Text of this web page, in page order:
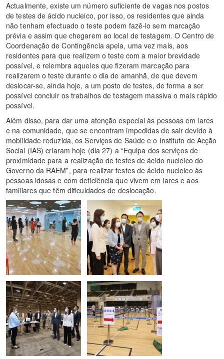
Actualmente, existe um número suficiente de vagas nos postos
de testes de ácido nucleico, por isso, os residentes que ainda
não tenham efectuado o teste podem fazê-lo sem marcação
prévia e assim que chegarem ao local de testagem. O Centro de
Coordenação de Contingência apela, uma vez mais, aos
residentes para que realizem o teste com a maior brevidade
possível, e relembra aqueles que fizeram marcação para
realizarem o teste durante o dia de amanhã, de que devem
deslocar-se, ainda hoje, a um posto de testes, de forma a ser
possível concluir os trabalhos de testagem massiva o mais rápido
possível.
Além disso, para dar uma atenção especial às pessoas em lares
e na comunidade, que se encontram impedidas de sair devido à
mobilidade reduzida, os Serviços de Saúde e o Instituto de Acção
Social (IAS) criaram hoje (dia 27) a “Equipa dos serviços de
proximidade para a realização de testes de ácido nucleico do
Governo da RAEM”, para realizar testes de ácido nucleico às
pessoas idosas e com deficiência que vivem em lares e aos
familiares que têm dificuldades de deslocação.